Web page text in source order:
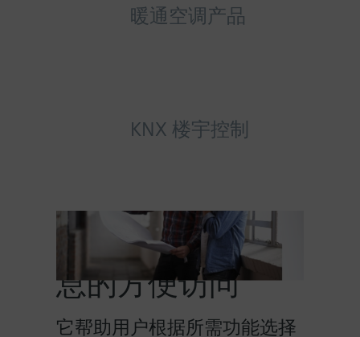
暖通空调产品
KNX 楼宇控制
HIT提供对产品信
息的方便访问
它帮助用户根据所需功能选择